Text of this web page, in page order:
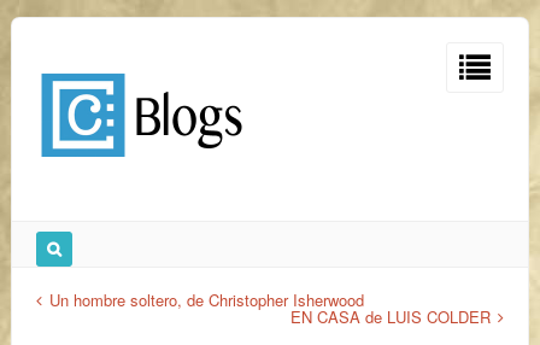
Un hombre soltero, de Christopher Isherwood
EN CASA de LUIS COLDER